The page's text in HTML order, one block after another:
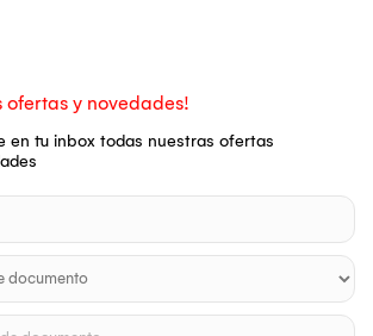
ofertas y novedades!
en tu inbox todas nuestras ofertas